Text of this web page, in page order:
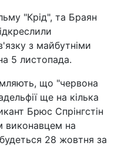
"Крід", та Браян
з майбутніми
5 листопада.
що "червона
ще на кілька
Брюс Спрінгстін
виконавцем на
28 жовтня за